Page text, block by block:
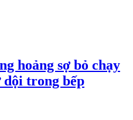
hoảng sợ bỏ chạy
trong bếp